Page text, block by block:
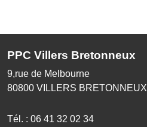
PPC Villers Bretonneux
9,rue de Melbourne
80800 VILLERS BRETONNEUX
Tél. : 06 41 32 02 34